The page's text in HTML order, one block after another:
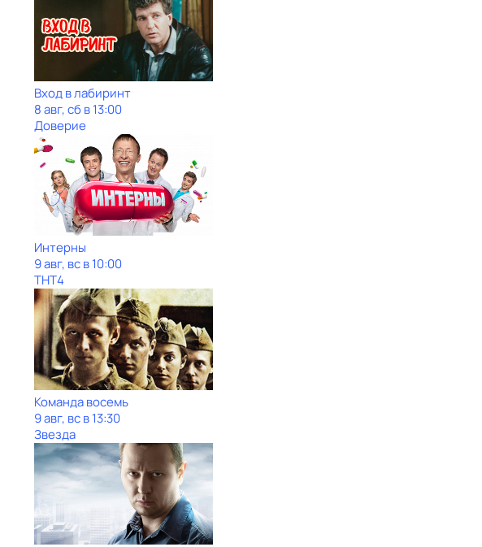
Вход в лабиринт
8 авг, сб в 13:00
Доверие
Интерны
9 авг, вс в 10:00
ТНТ4
Команда восемь
9 авг, вс в 13:30
Звезда